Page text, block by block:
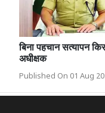
बिना पहचान सत्यापन
अधीक्षक
Published On 01 Aug